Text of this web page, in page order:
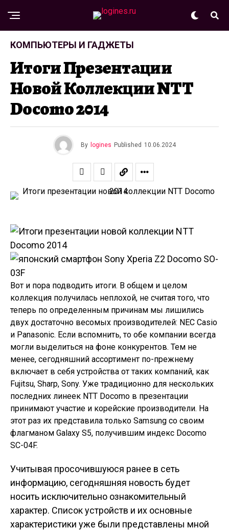
КОМПЬЮТЕРЫ И ГАДЖЕТЫ
Итоги Презентации
Новой Коллекции NTT
Docomo 2014
By logines Published 10.06.2024
Вот и пора подводить итоги. В общем и целом
коллекция получилась неплохой, не считая того, что
теперь по определенным причинам мы лишились
двух достаточно весомых производителей: NEC Casio
и Panasonic. Если вспомнить, то обе компании всегда
могли выделиться на фоне конкурентов. Тем не
менее, сегодняшний ассортимент по-прежнему
включает в себя устройства от таких компаний, как
Fujitsu, Sharp, Sony. Уже традиционно для нескольких
последних линеек NTT Docomo в презентации
принимают участие и корейские производители. На
этот раз их представила только Samsung со своим
флагманом Galaxy S5, получившим индекс Docomo
SC-04F.
Учитывая просочившуюся ранее в сеть
информацию, сегодняшняя новость будет
носить исключительно ознакомительный
характер. Список устройств и их основные
характеристики уже были представлены мной